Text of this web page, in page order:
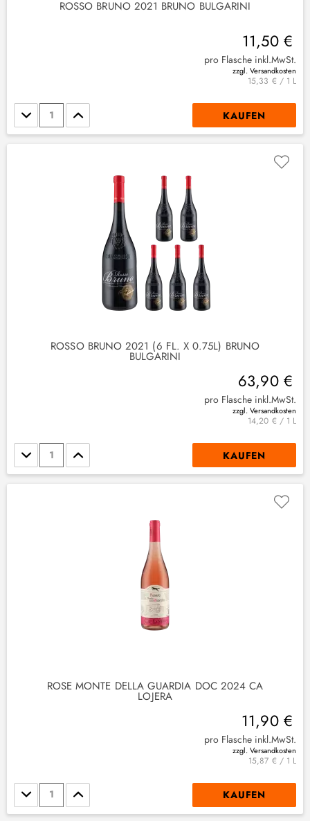
ROSSO BRUNO 2021 BRUNO BULGARINI
11,50 €
pro Flasche inkl.MwSt.
zzgl. Versandkosten
15,33 € / 1 L
Stückzahl KAUFEN
ROSSO BRUNO 2021 (6 FL. X 0.75L) BRUNO
BULGARINI
63,90 €
pro Flasche inkl.MwSt.
zzgl. Versandkosten
14,20 € / 1 L
Stückzahl KAUFEN
ROSE MONTE DELLA GUARDIA DOC 2024 CA
LOJERA
11,90 €
pro Flasche inkl.MwSt.
zzgl. Versandkosten
15,87 € / 1 L
Stückzahl KAUFEN